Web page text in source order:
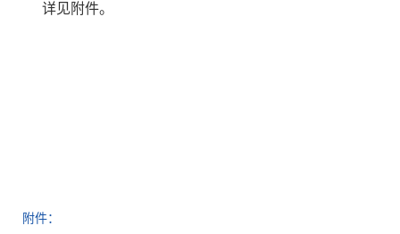
详见附件。
附件：